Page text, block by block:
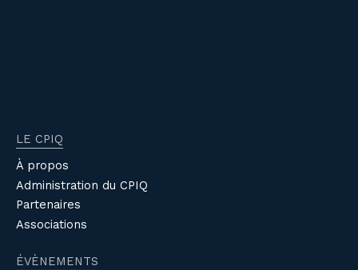
LE CPIQ
À propos
Administration du CPIQ
Partenaires
Associations
ÉVÈNEMENTS